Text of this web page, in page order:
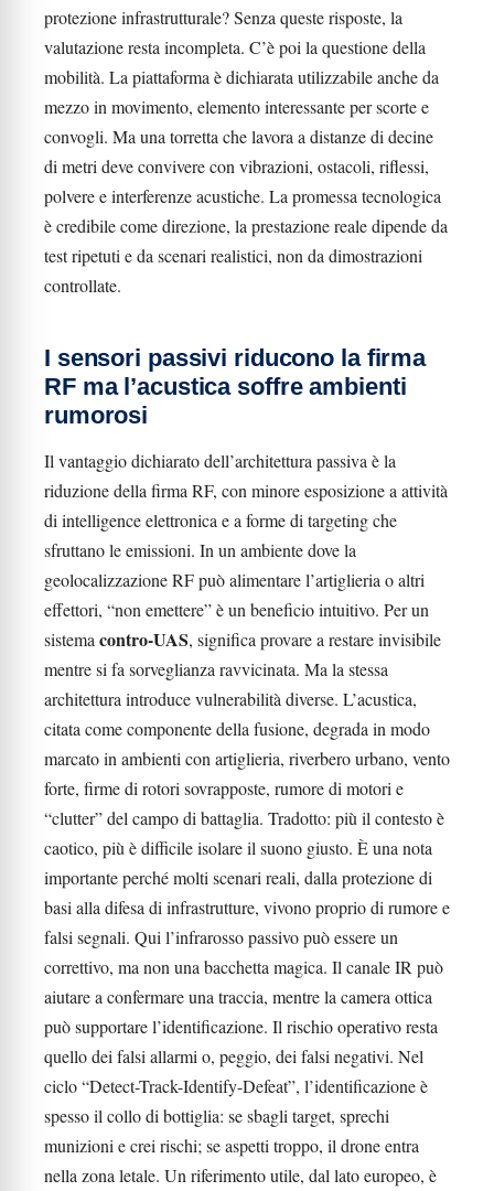
protezione infrastrutturale? Senza queste risposte, la
valutazione resta incompleta. C’è poi la questione della
mobilità. La piattaforma è dichiarata utilizzabile anche da
mezzo in movimento, elemento interessante per scorte e
convogli. Ma una torretta che lavora a distanze di decine
di metri deve convivere con vibrazioni, ostacoli, riflessi,
polvere e interferenze acustiche. La promessa tecnologica
è credibile come direzione, la prestazione reale dipende da
test ripetuti e da scenari realistici, non da dimostrazioni
controllate.
I sensori passivi riducono la firma
RF ma l’acustica soffre ambienti
rumorosi
Il vantaggio dichiarato dell’architettura passiva è la
riduzione della firma RF, con minore esposizione a attività
di intelligence elettronica e a forme di targeting che
sfruttano le emissioni. In un ambiente dove la
geolocalizzazione RF può alimentare l’artiglieria o altri
effettori, “non emettere” è un beneficio intuitivo. Per un
sistema contro-UAS, significa provare a restare invisibile
mentre si fa sorveglianza ravvicinata. Ma la stessa
architettura introduce vulnerabilità diverse. L’acustica,
citata come componente della fusione, degrada in modo
marcato in ambienti con artiglieria, riverbero urbano, vento
forte, firme di rotori sovrapposte, rumore di motori e
“clutter” del campo di battaglia. Tradotto: più il contesto è
caotico, più è difficile isolare il suono giusto. È una nota
importante perché molti scenari reali, dalla protezione di
basi alla difesa di infrastrutture, vivono proprio di rumore e
falsi segnali. Qui l’infrarosso passivo può essere un
correttivo, ma non una bacchetta magica. Il canale IR può
aiutare a confermare una traccia, mentre la camera ottica
può supportare l’identificazione. Il rischio operativo resta
quello dei falsi allarmi o, peggio, dei falsi negativi. Nel
ciclo “Detect-Track-Identify-Defeat”, l’identificazione è
spesso il collo di bottiglia: se sbagli target, sprechi
munizioni e crei rischi; se aspetti troppo, il drone entra
nella zona letale. Un riferimento utile, dal lato europeo, è